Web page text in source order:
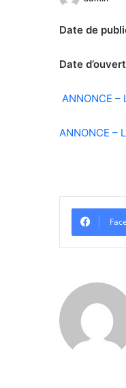
Date de
Date
ANNONCE –
ANNONCE –